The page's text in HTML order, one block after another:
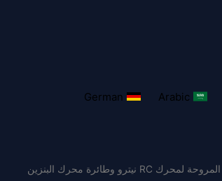
Arabic
German